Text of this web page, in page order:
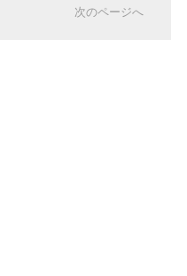
次のページへ